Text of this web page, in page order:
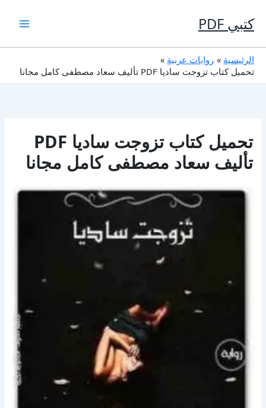
إلى
المحتوى
كتبي PDF
الرئيسية
روايات عربية
تحميل كتاب تزوجت ساديا PDF تأليف سعاد مصطفى كامل مجانا
تحميل كتاب تزوجت ساديا PDF
تأليف سعاد مصطفى كامل مجانا